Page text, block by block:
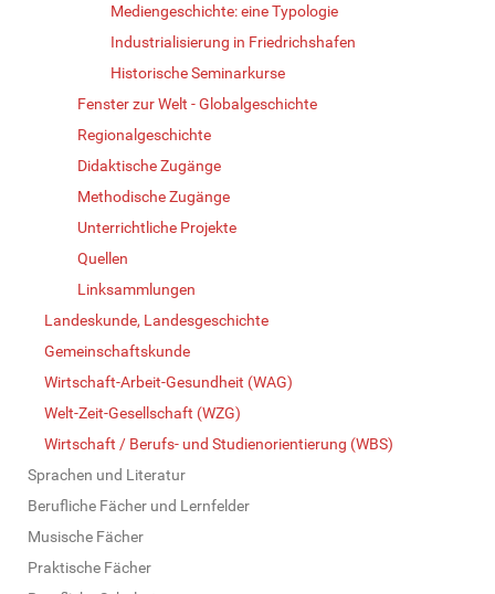
Mediengeschichte: eine Typologie
Industrialisierung in Friedrichshafen
Historische Seminarkurse
Fenster zur Welt - Globalgeschichte
Regionalgeschichte
Didaktische Zugänge
Methodische Zugänge
Unterrichtliche Projekte
Quellen
Linksammlungen
Landeskunde, Landesgeschichte
Gemeinschaftskunde
Wirtschaft-Arbeit-Gesundheit (WAG)
Welt-Zeit-Gesellschaft (WZG)
Wirtschaft / Berufs- und Studienorientierung (WBS)
Sprachen und Literatur
Berufliche Fächer und Lernfelder
Musische Fächer
Praktische Fächer